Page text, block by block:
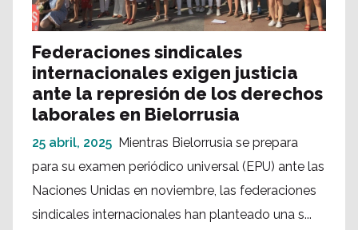
Federaciones sindicales
internacionales exigen justicia
ante la represión de los derechos
laborales en Bielorrusia
25 abril, 2025 Mientras Bielorrusia se prepara
para su examen periódico universal (EPU) ante las
Naciones Unidas en noviembre, las federaciones
sindicales internacionales han planteado una s...